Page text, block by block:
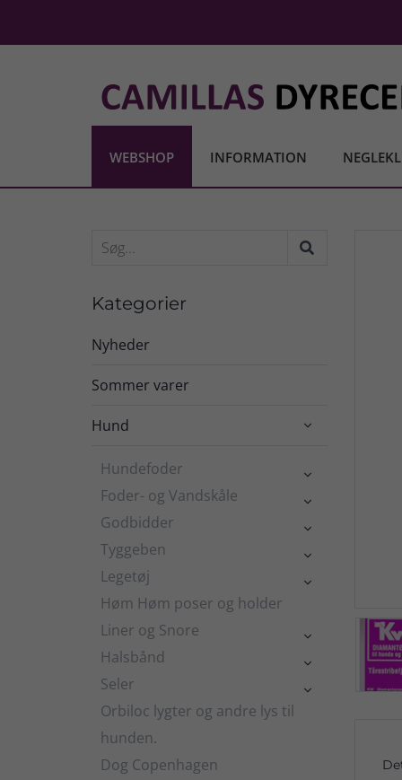
WEBSHOP INFORMATION
Kategorier
Nyheder
Sommer varer
Hund 
Hundefoder 
Foder- og Vandskåle 
Godbidder 
Tyggeben 
Legetøj 
Høm Høm poser og holder
Liner og Snore

Halsbånd 
Seler 
Orbiloc lygter og andre lys til
hunden.
Dog Copenhagen